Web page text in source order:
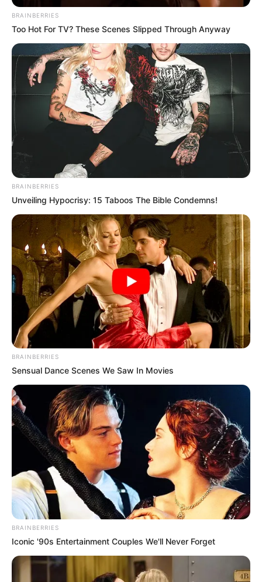
Álcool no trânsito mata 1,2
brasileiro por hora, revela
pesquisa
Perfil das vítimas desses acidentes é majoritariamente
masculino. Isso porque 85% das hospitalizações envolvem
homens, enquanto 89% das mortes causadas pelo álcool
são de pessoas do sexo masculino.
Fonte: Da Redação
TRÂNSITO SEGURO 30/06/2023 Foto: Ilustrativa
Share FacebookWhatsAppTelegramMessenger
X
BRAINBERRIES
Too Hot For TV? These Scenes Slipped Through Anyway
BRAINBERRIES
Unveiling Hypocrisy: 15 Taboos The Bible Condemns!
BRAINBERRIES
Sensual Dance Scenes We Saw In Movies
BRAINBERRIES
Iconic '90s Entertainment Couples We'll Never Forget